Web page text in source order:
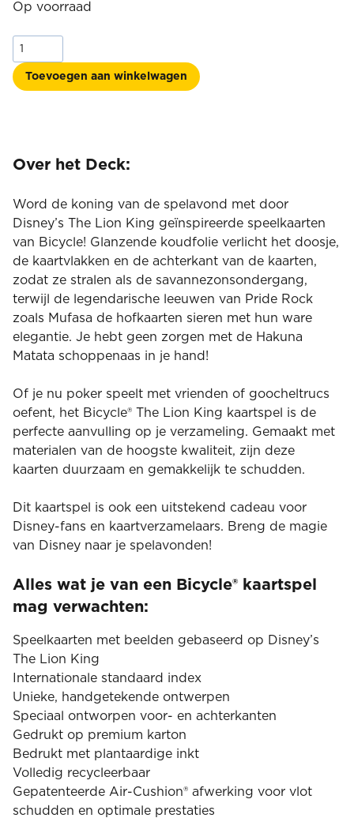
Op voorraad
Disney
Lion
King
inspired
aantal
Toevoegen aan winkelwagen
Over het Deck:
Word de koning van de spelavond met door
Disney’s The Lion King geïnspireerde speelkaarten
van Bicycle! Glanzende koudfolie verlicht het doosje,
de kaartvlakken en de achterkant van de kaarten,
zodat ze stralen als de savannezonsondergang,
terwijl de legendarische leeuwen van Pride Rock
zoals Mufasa de hofkaarten sieren met hun ware
elegantie. Je hebt geen zorgen met de Hakuna
Matata schoppenaas in je hand!
Of je nu poker speelt met vrienden of goocheltrucs
oefent, het Bicycle® The Lion King kaartspel is de
perfecte aanvulling op je verzameling. Gemaakt met
materialen van de hoogste kwaliteit, zijn deze
kaarten duurzaam en gemakkelijk te schudden.
Dit kaartspel is ook een uitstekend cadeau voor
Disney-fans en kaartverzamelaars. Breng de magie
van Disney naar je spelavonden!
Alles wat je van een Bicycle® kaartspel
mag verwachten:
Speelkaarten met beelden gebaseerd op Disney’s
The Lion King
Internationale standaard index
Unieke, handgetekende ontwerpen
Speciaal ontworpen voor- en achterkanten
Gedrukt op premium karton
Bedrukt met plantaardige inkt
Volledig recycleerbaar
Gepatenteerde Air-Cushion® afwerking voor vlot
schudden en optimale prestaties